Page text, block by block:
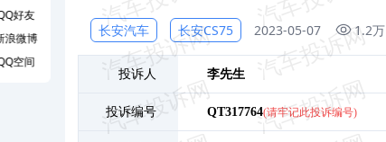
长安汽车 长安CS75 2023-05-07 1.2万
投诉人 李先生
投诉编号 QT317764(请牢记此投诉编号)
好友
浪微博
空间